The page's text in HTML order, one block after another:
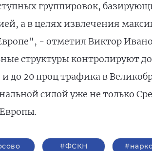
группировок,
а в целях извлечения
- отметил Виктор
структуры контролируют
20 проц трафика в
силой уже не только
#ФСКН